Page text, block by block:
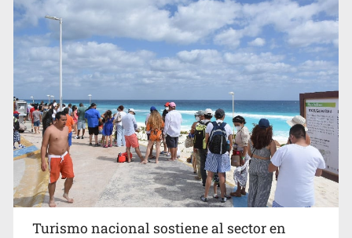
EU reanudará este sábado inspecciones de aguacate en
Michoacán
Turismo nacional sostiene al sector en